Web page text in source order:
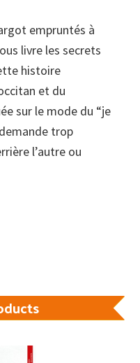
empruntés à
livre les secrets
histoire
et du
sur le mode du “je
trop
l’autre ou